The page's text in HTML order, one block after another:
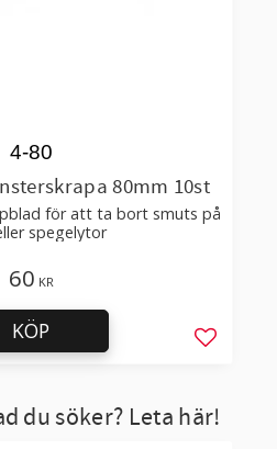
80mm 10st
för att ta bort smuts på
spegelytor
4-80
60 KR
Lägg till
KÖP
du söker? Leta här!